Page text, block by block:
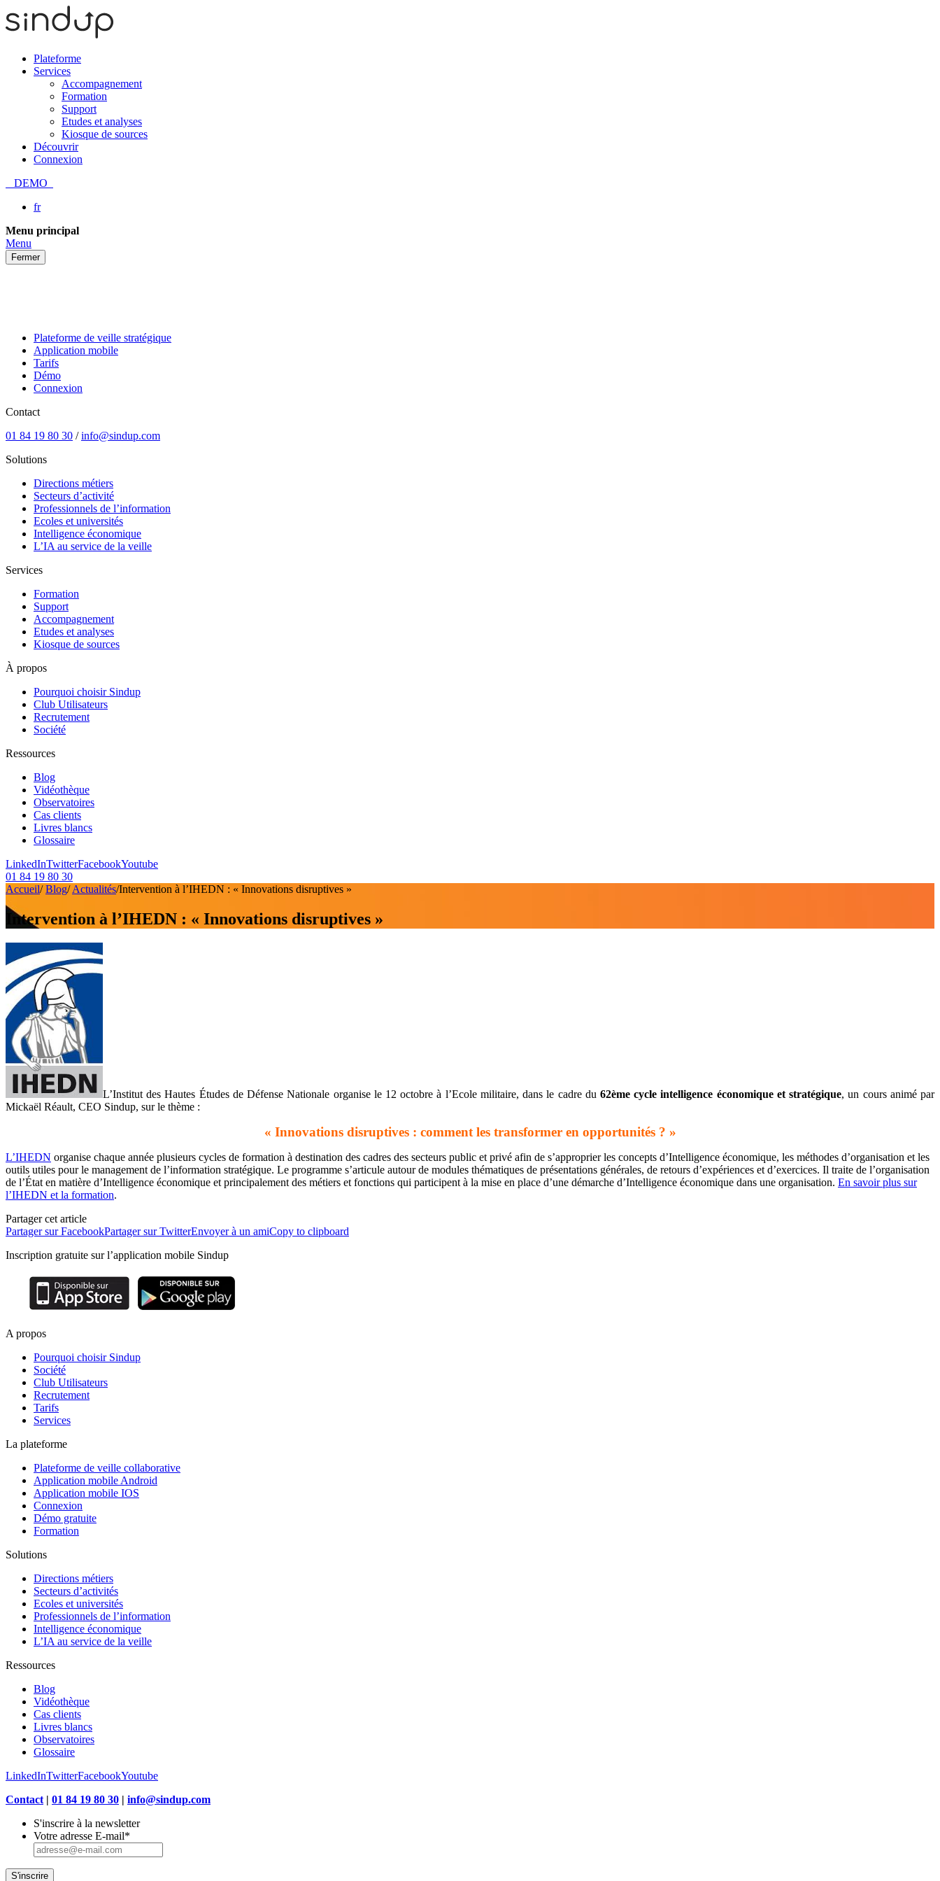
Plateforme
Services
Accompagnement
Formation
Support
Etudes et analyses
Kiosque de sources
Découvrir
Connexion
DEMO
fr
Passer
au
contenu
Menu principal
Menu
Fermer
Plateforme de veille stratégique
Application mobile
Tarifs
Démo
Connexion
Contact
01 84 19 80 30 /info@sindup.com
Solutions
Directions métiers
Secteurs d’activité
Professionnels de l’information
Ecoles et universités
Intelligence économique
L’IA au service de la veille
Services
Formation
Support
Accompagnement
Etudes et analyses
Kiosque de sources
À propos
Pourquoi choisir Sindup
Club Utilisateurs
Recrutement
Société
Ressources
Blog
Vidéothèque
Observatoires
Cas clients
Livres blancs
Glossaire
LinkedInTwitterFacebookYoutube
01 84 19 80 30
Accueil/ Blog/ Actualités/Intervention à l’IHEDN : « Innovations disruptives »
Intervention à l’IHEDN : « Innovations disruptives »
L’Institut des Hautes Études de Défense Nationale organise le 12 octobre à l’Ecole militaire, dans le cadre du 62ème cycle intelligence économique et stratégique, un cours animé par
Mickaël Réault, CEO Sindup, sur le thème :
« Innovations disruptives : comment les transformer en opportunités ? »
L’IHEDN organise chaque année plusieurs cycles de formation à destination des cadres des secteurs public et privé afin de s’approprier les concepts d’Intelligence économique, les méthodes d’organisation et les
outils utiles pour le management de l’information stratégique. Le programme s’articule autour de modules thématiques de présentations générales, de retours d’expériences et d’exercices. Il traite de l’organisation
de l’État en matière d’Intelligence économique et principalement des métiers et fonctions qui participent à la mise en place d’une démarche d’Intelligence économique dans une organisation. En savoir plus sur
l’IHEDN et la formation.
Partager cet article
Partager sur FacebookPartager sur TwitterEnvoyer à un amiCopy to clipboard
Inscription gratuite sur l’application mobile Sindup
A propos
Pourquoi choisir Sindup
Société
Club Utilisateurs
Recrutement
Tarifs
Services
La plateforme
Plateforme de veille collaborative
Application mobile Android
Application mobile IOS
Connexion
Démo gratuite
Formation
Solutions
Directions métiers
Secteurs d’activités
Ecoles et universités
Professionnels de l’information
Intelligence économique
L’IA au service de la veille
Ressources
Blog
Vidéothèque
Cas clients
Livres blancs
Observatoires
Glossaire
LinkedInTwitterFacebookYoutube
Contact | 01 84 19 80 30 | info@sindup.com
S'inscrire à la newsletter
Votre adresse E-mail*
S'inscrire